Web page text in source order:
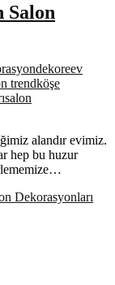
Salon
dekoreev
trendköşe
salon
alandır evimiz.
hep bu huzur
Dekorasyonları